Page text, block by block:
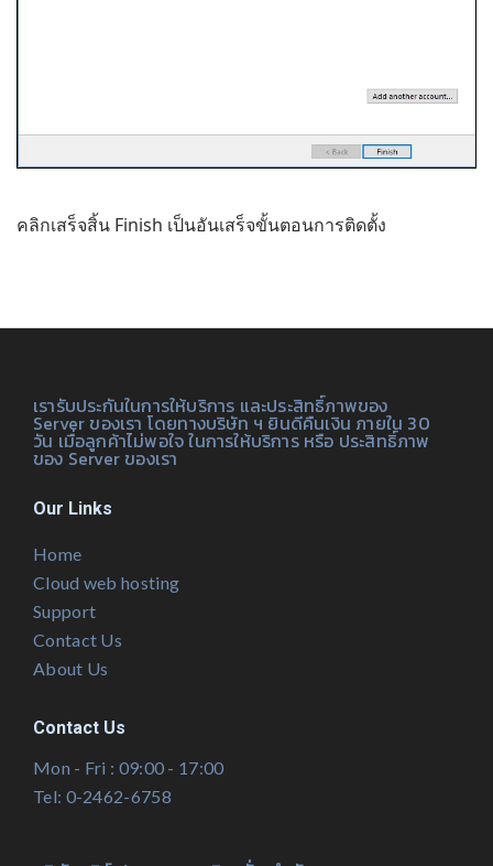
คลิกเสร็จสิ้น Finish เป็นอันเสร็จขั้นตอนการติดตั้ง
เรารับประกันในการให้บริการ และประสิทธิ์ภาพของ
Server ของเรา โดยทางบริษัท ฯ ยินดีคืนเงิน ภายใน 30
วัน เมื่อลูกค้าไม่พอใจ ในการให้บริการ หรือ ประสิทธิ์ภาพ
ของ Server ของเรา
Our Links
Home
Cloud web hosting
Support
Contact Us
About Us
Contact Us
Mon - Fri : 09:00 - 17:00
Tel: 0-2462-6758